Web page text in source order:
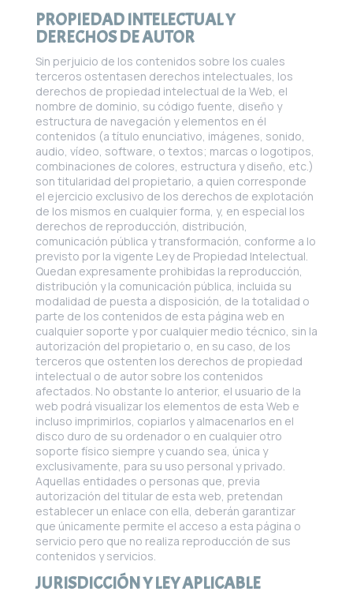
PROPIEDAD INTELECTUAL Y
DERECHOS DE AUTOR
Sin perjuicio de los contenidos sobre los cuales
terceros ostentasen derechos intelectuales, los
derechos de propiedad intelectual de la Web, el
nombre de dominio, su código fuente, diseño y
estructura de navegación y elementos en él
contenidos (a título enunciativo, imágenes, sonido,
audio, vídeo, software, o textos; marcas o logotipos,
combinaciones de colores, estructura y diseño, etc.)
son titularidad del propietario, a quien corresponde
el ejercicio exclusivo de los derechos de explotación
de los mismos en cualquier forma, y, en especial los
derechos de reproducción, distribución,
comunicación pública y transformación, conforme a lo
previsto por la vigente Ley de Propiedad Intelectual.
Quedan expresamente prohibidas la reproducción,
distribución y la comunicación pública, incluida su
modalidad de puesta a disposición, de la totalidad o
parte de los contenidos de esta página web en
cualquier soporte y por cualquier medio técnico, sin la
autorización del propietario o, en su caso, de los
terceros que ostenten los derechos de propiedad
intelectual o de autor sobre los contenidos
afectados. No obstante lo anterior, el usuario de la
web podrá visualizar los elementos de esta Web e
incluso imprimirlos, copiarlos y almacenarlos en el
disco duro de su ordenador o en cualquier otro
soporte físico siempre y cuando sea, única y
exclusivamente, para su uso personal y privado.
Aquellas entidades o personas que, previa
autorización del titular de esta web, pretendan
establecer un enlace con ella, deberán garantizar
que únicamente permite el acceso a esta página o
servicio pero que no realiza reproducción de sus
contenidos y servicios.
JURISDICCIÓN Y LEY APLICABLE